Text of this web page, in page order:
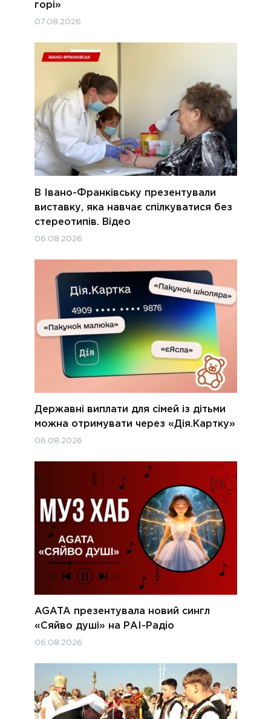
горі»
07.08.2026
В Івано-Франківську презентували
виставку, яка навчає спілкуватися без
стереотипів. Відео
06.08.2026
Державні виплати для сімей із дітьми
можна отримувати через «Дія.Картку»
06.08.2026
AGATA презентувала новий сингл
«Сяйво душі» на РАІ-Радіо
06.08.2026